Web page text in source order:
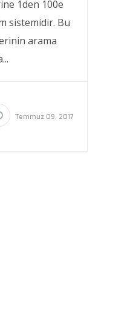
1den 100e
sistemidir. Bu
arama
Temmuz 09, 2017